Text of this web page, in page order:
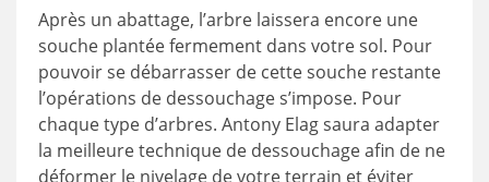
Après un abattage, l’arbre laissera encore une
souche plantée fermement dans votre sol. Pour
pouvoir se débarrasser de cette souche restante
l’opérations de dessouchage s’impose. Pour
chaque type d’arbres. Antony Elag saura adapter
la meilleure technique de dessouchage afin de ne
déformer le nivelage de votre terrain et éviter